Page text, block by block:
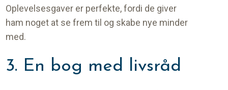
Oplevelsesgaver er perfekte, fordi de giver
ham noget at se frem til og skabe nye minder
med.
3. En bog med livsråd